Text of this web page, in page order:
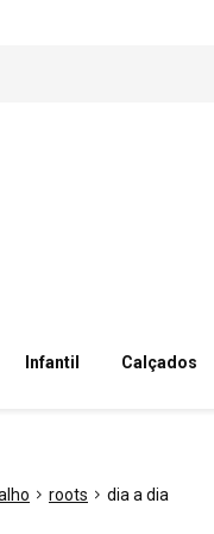
Infantil Calçados
roots dia a dia